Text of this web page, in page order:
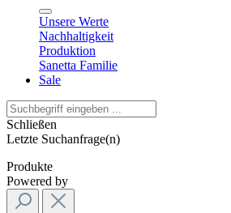
Unsere Werte
Nachhaltigkeit
Produktion
Sanetta Familie
Sale
Schließen
Letzte Suchanfrage(n)
Produkte
Powered by